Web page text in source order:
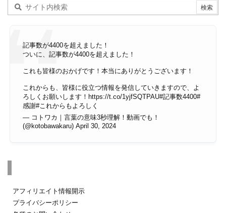
記事数が4400を超えました！
ついに、記事数が4400を超えました！
これも皆様のおかげです！本当にありがとうございます！
これからも、皆様に役立つ情報を発信していきますので、よ
ろしくお願いします！ https://t.co/1yjfSQTPAU#記事数4400#
感謝#これからもよろしく
— コトワカ｜言葉の意味3秒理解！動画でも！
(@kotobawakaru) April 30, 2024
アフィリエイト情報開示
プライバシーポリシー